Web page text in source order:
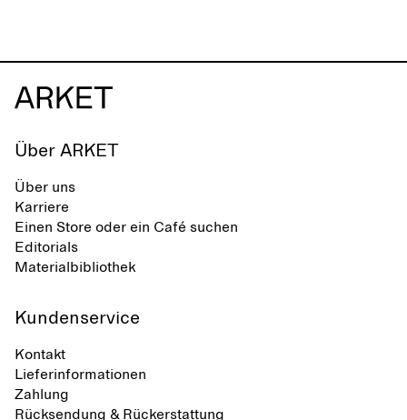
Situationen aus.
Über ARKET
Über uns
Karriere
Einen Store oder ein Café suchen
Editorials
Materialbibliothek
Kundenservice
Kontakt
Lieferinformationen
Zahlung
Rücksendung & Rückerstattung